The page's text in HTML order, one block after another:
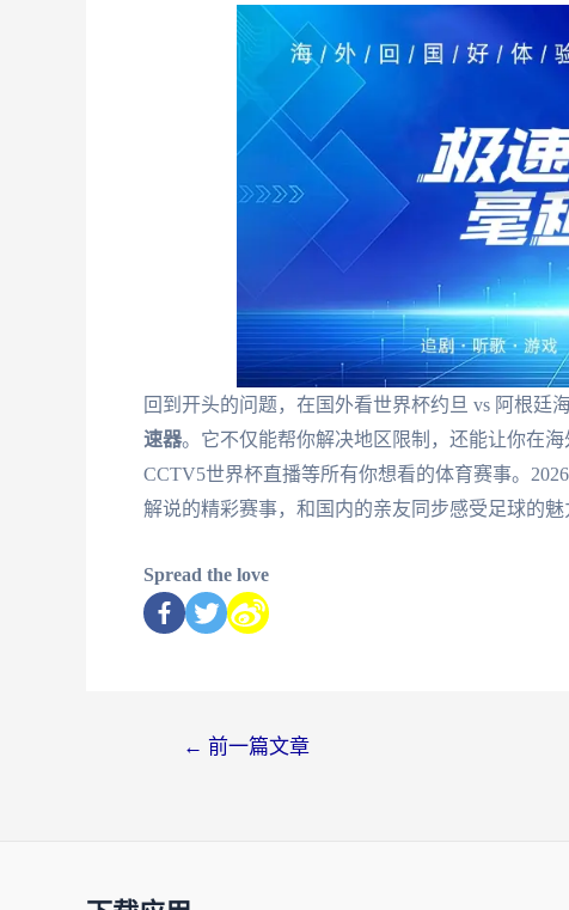
回到开头的问题，在国外看世界杯约旦 vs 阿根
速器。它不仅能帮你解决地区限制，还能让你在
CCTV5世界杯直播等所有你想看的体育赛事。
解说的精彩赛事，和国内的亲友同步感受足球的魅
Spread the love
← 前一篇文章